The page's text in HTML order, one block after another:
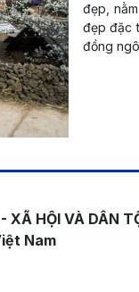
đẹp,
đẹp đặc
đồng
XÃ HỘI VÀ DÂN
Nam